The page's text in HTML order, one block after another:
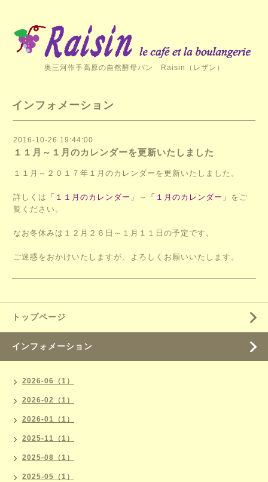
奥三河作手高原の自然酵母パン Raisin（レザン）
インフォメーション
2016-10-26 19:44:00
１１月～１月のカレンダーを更新いたしました
１１月～２０１７年１月のカレンダーを更新いたしました。
詳しくは 「１１月のカレンダー」 ～ 「１月のカレンダー」 をご
覧ください。
なお冬休みは１２月２６日～１月１１日の予定です。
ご迷惑をおかけいたしますが、よろしくお願いいたします。
トップページ
インフォメーション
2026-06（1）
2026-02（1）
2026-01（1）
2025-11（1）
2025-08（1）
2025-05（1）